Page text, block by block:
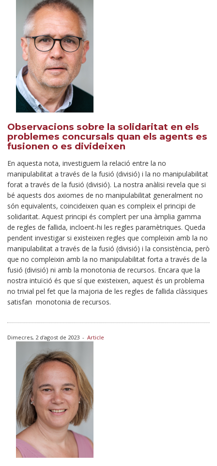
Observacions sobre la solidaritat en els
problemes concursals quan els agents es
fusionen o es divideixen
En aquesta nota, investiguem la relació entre la no
manipulabilitat a través de la fusió (divisió) i la no manipulabilitat
forat a través de la fusió (divisió). La nostra anàlisi revela que si
bé aquests dos axiomes de no manipulabilitat generalment no
són equivalents, coincideixen quan es compleix el principi de
solidaritat. Aquest principi és complert per una àmplia gamma
de regles de fallida, incloent-hi les regles paramètriques. Queda
pendent investigar si existeixen regles que compleixin amb la no
manipulabilitat a través de la fusió (divisió) i la consistència, però
que no compleixin amb la no manipulabilitat forta a través de la
fusió (divisió) ni amb la monotonia de recursos. Encara que la
nostra intuïció és que sí que existeixen, aquest és un problema
no trivial pel fet que la majoria de les regles de fallida clàssiques
satisfan monotonia de recursos.
Dimecres, 2 d'agost de 2023 - Article